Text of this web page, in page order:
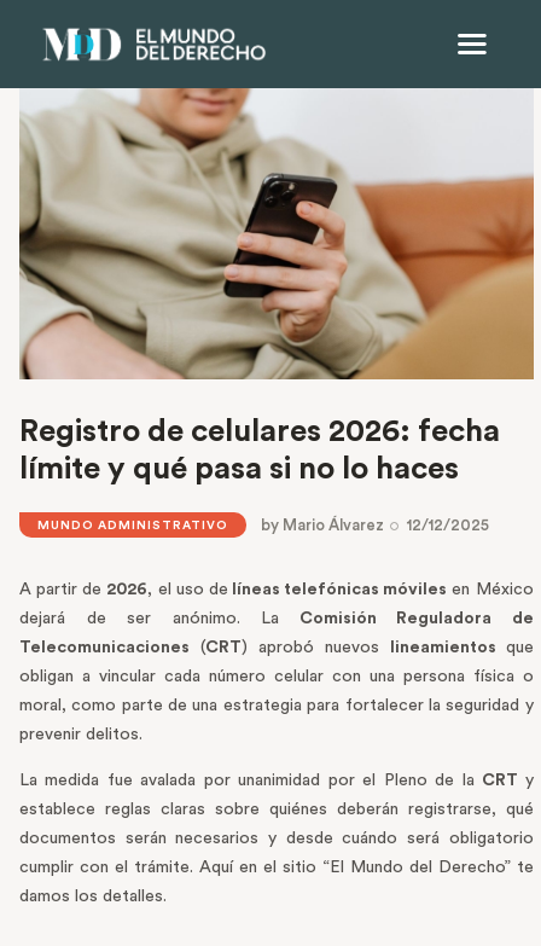
Registro de celulares 2026: fecha
límite y qué pasa si no lo haces
MUNDO ADMINISTRATIVO by Mario Álvarez 12/12/2025
A partir de 2026, el uso de líneas telefónicas móviles en México
dejará de ser anónimo. La Comisión Reguladora de
Telecomunicaciones (CRT) aprobó nuevos lineamientos que
obligan a vincular cada número celular con una persona física o
moral, como parte de una estrategia para fortalecer la seguridad y
prevenir delitos.
La medida fue avalada por unanimidad por el Pleno de la CRT y
establece reglas claras sobre quiénes deberán registrarse, qué
documentos serán necesarios y desde cuándo será obligatorio
cumplir con el trámite. Aquí en el sitio “El Mundo del Derecho” te
damos los detalles.